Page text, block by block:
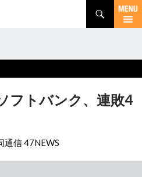
フトバンク、連敗4
通信 47NEWS